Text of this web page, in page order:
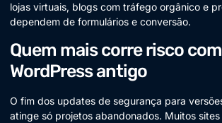
lojas virtuais, blogs com tráfego orgânico e
dependem de formulários e conversão.
Quem mais corre risco com
WordPress antigo
O fim dos updates de segurança para
atinge só projetos abandonados. Muitos